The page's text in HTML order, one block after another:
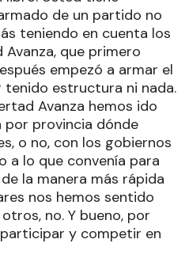
de un partido no
teniendo en cuenta los
que primero
empezó a armar el
estructura ni nada.
Avanza hemos ido
por provincia dónde
o no, con los gobiernos
a lo que convenía para
la manera más rápida
nos hemos sentido
no. Y bueno, por
y competir en